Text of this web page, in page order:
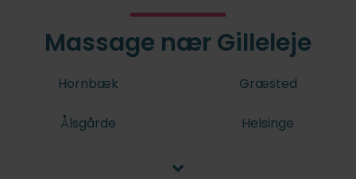
Massage nær Gilleleje
Hornbæk Græsted
Ålsgårde Helsinge